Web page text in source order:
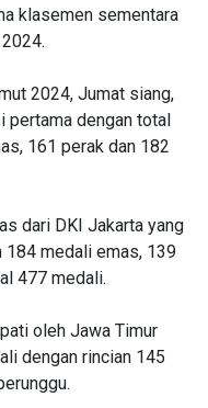
klasemen sementara
2024, Jumat siang,
pertama dengan total
161 perak dan 182
dari DKI Jakarta yang
184 medali emas, 139
477 medali.
oleh Jawa Timur
dengan rincian 145